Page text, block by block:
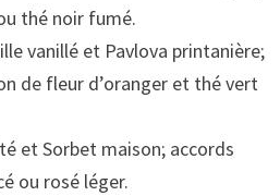
thé noir fumé.
vanillé et Pavlova printanière;
de fleur d’oranger et thé vert
et Sorbet maison; accords
ou rosé léger.